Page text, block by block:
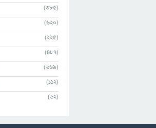
(385)
(620)
(225)
(487)
(669)
(112)
(62)